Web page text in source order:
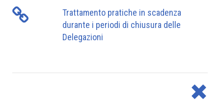
Trattamento pratiche in scadenza
durante i periodi di chiusura delle
Delegazioni